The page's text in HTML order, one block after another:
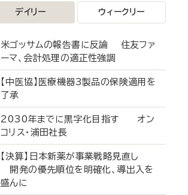
デイリー ウィークリー
米ゴッサムの報告書に反論 住友ファ
ーマ、会計処理の適正性強調
【中医協】医療機器3製品の保険適用を
了承
2030年までに黒字化目指す オン
コリス・浦田社長
【決算】日本新薬が事業戦略見直し
開発の優先順位を明確化、導出入を
盛んに